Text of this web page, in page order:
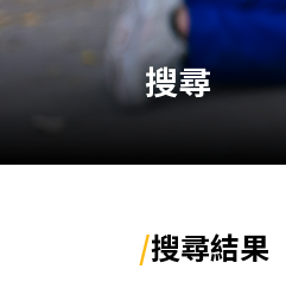
搜尋
/搜尋結果